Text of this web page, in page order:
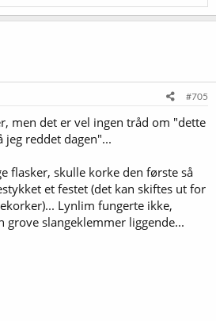
#705
men det er vel ingen tråd om "dette
reddet dagen"...
flasker, skulle korke den første så
et festet (det kan skiftes ut for
Lynlim fungerte ikke,
grove slangeklemmer liggende...